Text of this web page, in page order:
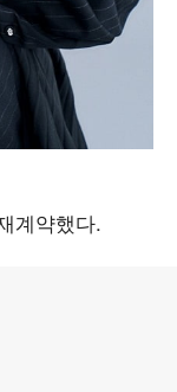
계약했다.